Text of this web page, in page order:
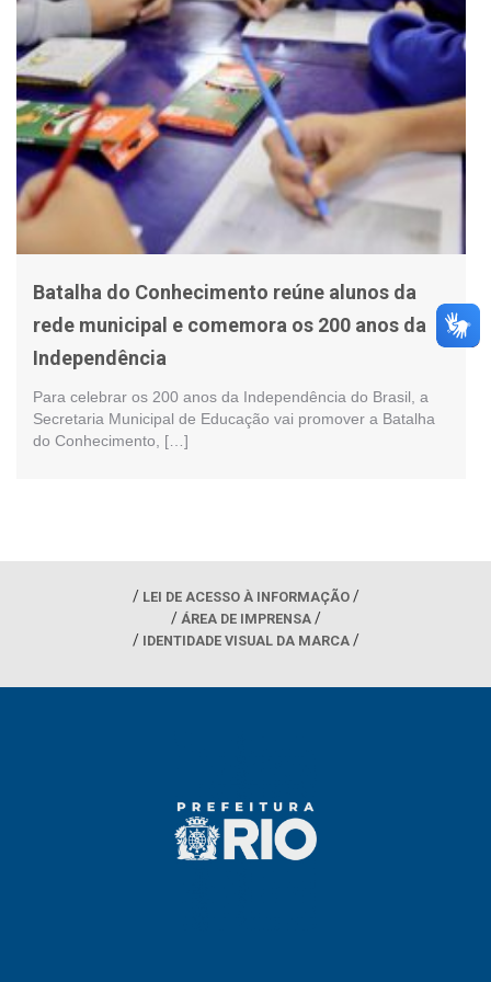
Batalha do Conhecimento reúne alunos da
rede municipal e comemora os 200 anos da
Independência
Para celebrar os 200 anos da Independência do Brasil, a
Secretaria Municipal de Educação vai promover a Batalha
do Conhecimento, […]
LEI DE ACESSO À INFORMAÇÃO
ÁREA DE IMPRENSA
IDENTIDADE VISUAL DA MARCA